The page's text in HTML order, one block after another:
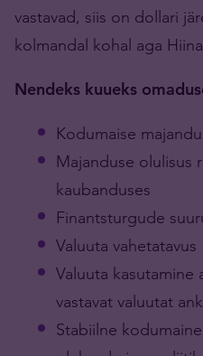
vastavad, siis on dollari
kolmandal kohal aga
Nendeks kuueks
Kodumaise
Majanduse olulisus
kaubanduses
Finantsturgude
Valuuta vahetatavus
Valuuta kasutamine
vastavat valuutat
Stabiilne